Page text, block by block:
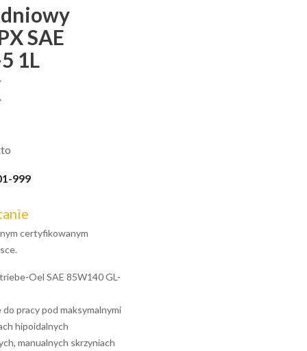
SAE
1L
999
certyfikowanym
Oel SAE 85W140 GL-
pracy pod maksymalnymi
hipoidalnych
manualnych skrzyniach